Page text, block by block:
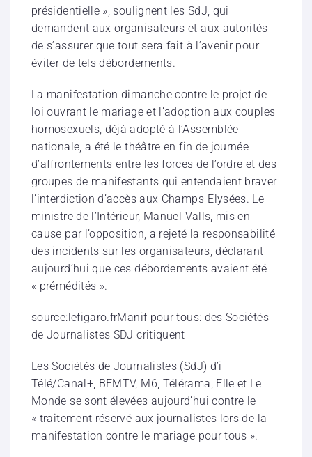
présidentielle », soulignent les SdJ, qui
demandent aux organisateurs et aux autorités
de s’assurer que tout sera fait à l’avenir pour
éviter de tels débordements.
La manifestation dimanche contre le projet de
loi ouvrant le mariage et l’adoption aux couples
homosexuels, déjà adopté à l’Assemblée
nationale, a été le théâtre en fin de journée
d’affrontements entre les forces de l’ordre et des
groupes de manifestants qui entendaient braver
l’interdiction d’accès aux Champs-Elysées. Le
ministre de l’Intérieur, Manuel Valls, mis en
cause par l’opposition, a rejeté la responsabilité
des incidents sur les organisateurs, déclarant
aujourd’hui que ces débordements avaient été
« prémédités ».
source:lefigaro.frManif pour tous: des Sociétés
de Journalistes SDJ critiquent
Les Sociétés de Journalistes (SdJ) d’i-
Télé/Canal+, BFMTV, M6, Télérama, Elle et Le
Monde se sont élevées aujourd’hui contre le
« traitement réservé aux journalistes lors de la
manifestation contre le mariage pour tous ».